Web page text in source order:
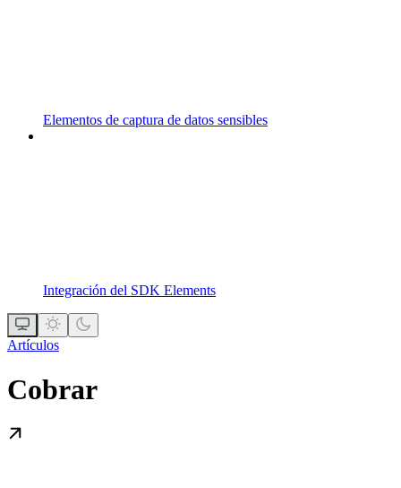
Elementos de captura de datos sensibles
Integración del SDK Elements
Artículos
Cobrar